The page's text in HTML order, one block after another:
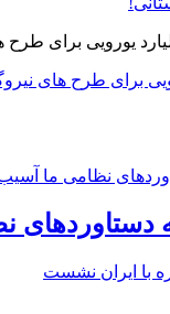
برای طرح های
دستاوردهای